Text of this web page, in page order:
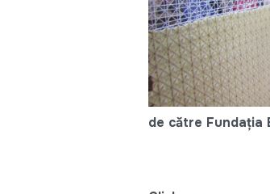
de către Fundația